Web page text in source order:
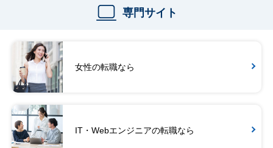
専門サイト
女性の転職なら
IT・Webエンジニアの転職なら